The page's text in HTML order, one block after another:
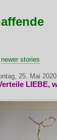
newer stories
25. Mai 2020
LIEBE,